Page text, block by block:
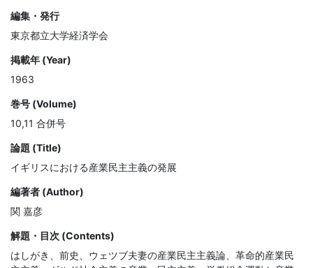
編集・発行
東京都立大学経済学会
掲載年 (Year)
1963
巻号 (Volume)
10,11 合併号
論題 (Title)
イギリスにおける産業民主主義の発展
編著者 (Author)
関 嘉彦
解題・目次 (Contents)
はしがき、前史、ウェツブ夫妻の産業民主主義論、革命的産業民